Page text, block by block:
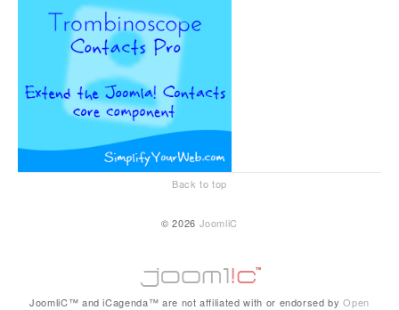
Back to top
© 2026 JoomliC
JoomliC™ and iCagenda™ are not affiliated with or endorsed byOpen